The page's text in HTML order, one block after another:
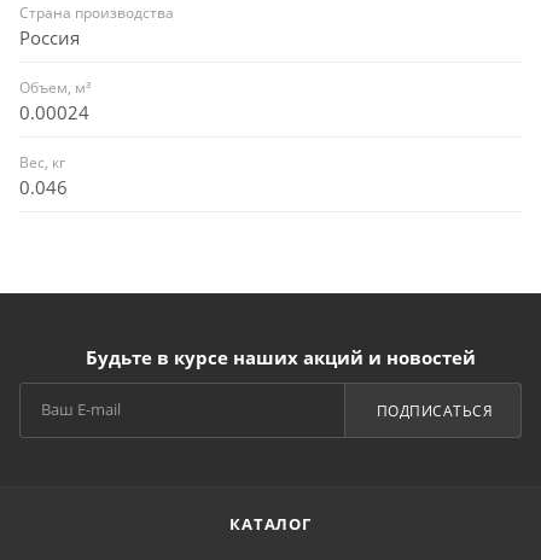
Страна производства
Россия
Объем, м³
0.00024
Вес, кг
0.046
Будьте в курсе наших акций и новостей
ПОДПИСАТЬСЯ
КАТАЛОГ